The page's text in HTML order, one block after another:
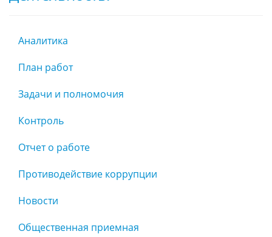
Аналитика
План работ
Задачи и полномочия
Контроль
Отчет о работе
Противодействие коррупции
Новости
Общественная приемная